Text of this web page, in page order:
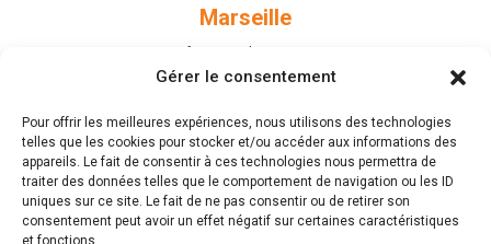
Gérer le consentement
Pour offrir les meilleures expériences, nous utilisons des technologies
telles que les cookies pour stocker et/ou accéder aux informations des
appareils. Le fait de consentir à ces technologies nous permettra de
traiter des données telles que le comportement de navigation ou les ID
uniques sur ce site. Le fait de ne pas consentir ou de retirer son
consentement peut avoir un effet négatif sur certaines caractéristiques
et fonctions.
Marseille
Professionnels
Laisser un commentaire